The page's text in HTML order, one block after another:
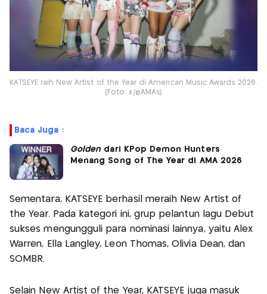
KATSEYE raih New Artist of the Year di American Music Awards 2026.
(Foto: x/@AMAs)
Baca Juga :
Goldendari KPop Demon Hunters
Menang Song of The Year di AMA 2026
Sementara, KATSEYE berhasil meraih New Artist of
the Year. Pada kategori ini, grup pelantun lagu Debut
sukses mengungguli para nominasi lainnya, yaitu Alex
Warren, Ella Langley, Leon Thomas, Olivia Dean, dan
SOMBR.
Selain New Artist of the Year, KATSEYE juga masuk